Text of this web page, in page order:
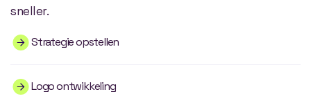
sneller.
Strategie opstellen
Logo ontwikkeling